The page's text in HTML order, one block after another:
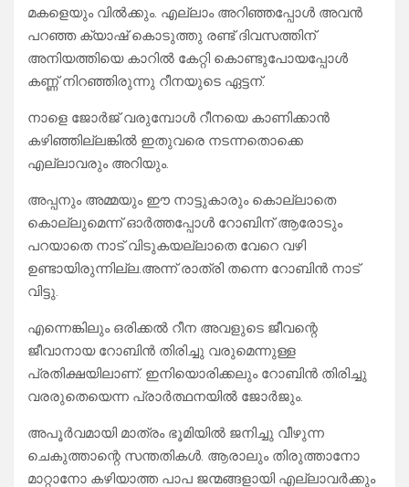
മകളെയും വിൽക്കും. എല്ലാം അറിഞ്ഞപ്പോൾ അവൻ
പറഞ്ഞ ക്യാഷ് കൊടുത്തു രണ്ട് ദിവസത്തിന്
അനിയത്തിയെ കാറിൽ കേറ്റി കൊണ്ടുപോയപ്പോൾ
കണ്ണ് നിറഞ്ഞിരുന്നു റീനയുടെ ഏട്ടന്.
നാളെ ജോർജ് വരുമ്പോൾ റീനയെ കാണിക്കാൻ
കഴിഞ്ഞില്ലങ്കിൽ ഇതുവരെ നടന്നതൊക്കെ
എല്ലാവരും അറിയും.
അപ്പനും അമ്മയും ഈ നാട്ടുകാരും കൊല്ലാതെ
കൊല്ലുമെന്ന് ഓർത്തപ്പോൾ റോബിന് ആരോടും
പറയാതെ നാട് വിടുകയല്ലാതെ വേറെ വഴി
ഉണ്ടായിരുന്നില്ല.അന്ന് രാത്രി തന്നെ റോബിൻ നാട്
വിട്ടു.
എന്നെങ്കിലും ഒരിക്കൽ റീന അവളുടെ ജീവന്റെ
ജീവാനായ റോബിൻ തിരിച്ചു വരുമെന്നുള്ള
പ്രതിക്ഷയിലാണ്. ഇനിയൊരിക്കലും റോബിൻ തിരിച്ചു
വരരുതെയെന്ന പ്രാർത്ഥനയിൽ ജോർജും.
അപൂർവമായി മാത്രം ഭൂമിയിൽ ജനിച്ചു വീഴുന്ന
ചെകുത്താന്റെ സന്തതികൾ. ആരാലും തിരുത്താനോ
മാറ്റാനോ കഴിയാത്ത പാപ ജന്മങ്ങളായി എല്ലാവർക്കും